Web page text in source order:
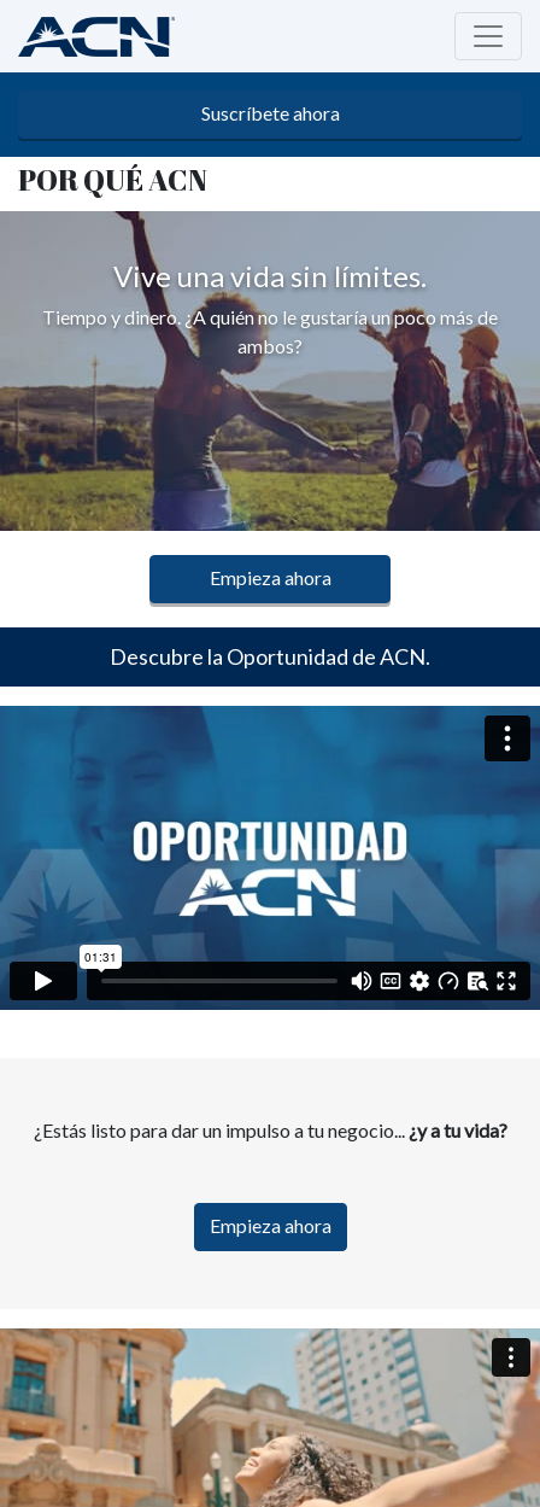
Suscríbete ahora
POR QUÉ ACN
Vive una vida sin límites.
Tiempo y dinero. ¿A quién no le gustaría un poco más de
ambos?
Empieza ahora
Descubre la Oportunidad de ACN.
¿Estás listo para dar un impulso a tu negocio... ¿y a tu vida?
Empieza ahora